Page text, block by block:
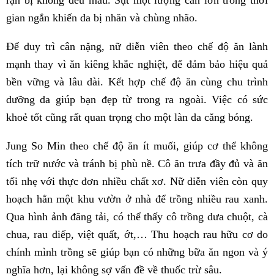
gian ngắn khiến da bị nhăn và chùng nhão.
Để duy trì cân nặng, nữ diễn viên theo chế độ ăn lành
mạnh thay vì ăn kiêng khắc nghiệt, để đảm bảo hiệu quả
bền vững và lâu dài. Kết hợp chế độ ăn cùng chu trình
dưỡng da giúp bạn đẹp từ trong ra ngoài. Việc có sức
khoẻ tốt cũng rất quan trọng cho một làn da căng bóng.
Jung So Min theo chế độ ăn ít muối, giúp cơ thể không
tích trữ nước và tránh bị phù nề. Cô ăn trưa đầy đủ và ăn
tối nhẹ với thực đơn nhiều chất xơ. Nữ diễn viên còn quy
hoạch hẳn một khu vườn ở nhà để trồng nhiều rau xanh.
Qua hình ảnh đăng tải, có thể thấy cô trồng dưa chuột, cà
chua, rau diếp, việt quất, ớt,… Thu hoạch rau hữu cơ do
chính mình trồng sẽ giúp bạn có những bữa ăn ngon và ý
nghĩa hơn, lại không sợ vấn đề về thuốc trừ sâu.